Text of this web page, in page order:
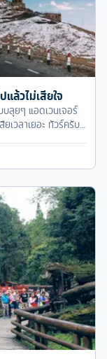
ล้วไม่เสียใจ
ลุยๆ แอดเวนเจอร์
เวลาเยอะ ทัวร์ครับ
ปเช็คอิน